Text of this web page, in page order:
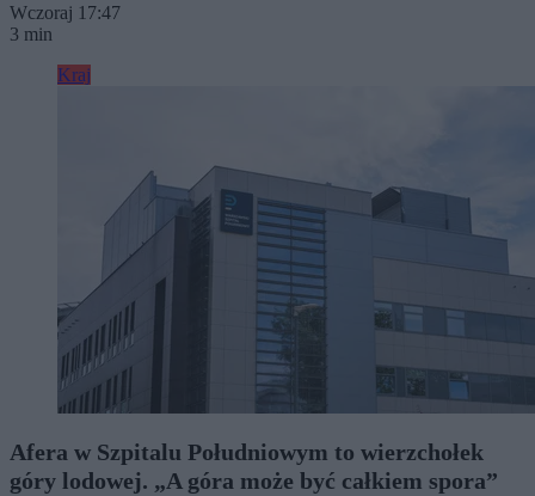
Wczoraj 17:47
3 min
Kraj
Afera w Szpitalu Południowym to wierzchołek
góry lodowej. „A góra może być całkiem spora”